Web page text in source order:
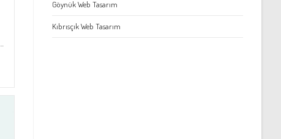
Göynük Web Tasarım
Kıbrısçık Web Tasarım